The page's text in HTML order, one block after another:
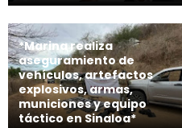
*Marina realiza
aseguramiento de
vehículos, artefactos
explosivos, armas,
municiones y equipo
táctico en Sinaloa*